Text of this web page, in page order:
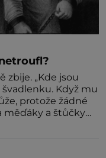
zbije. „Kde jsou
švadlenku. Když mu
protože žádné
měďáky a štůčky